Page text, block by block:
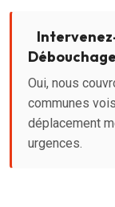
Oui, nous
communes
déplacement
urgences.